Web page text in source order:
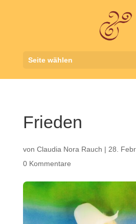
Seite wählen
Frieden
von Claudia Nora Rauch | 28.
0 Kommentare